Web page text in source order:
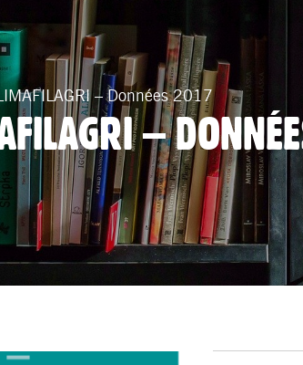
– Données 2017
–